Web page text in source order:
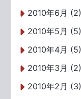
2010年6月 (2)
2010年5月 (5)
2010年4月 (5)
2010年3月 (2)
2010年2月 (3)